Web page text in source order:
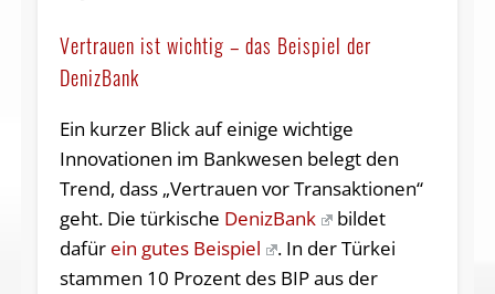
Vertrauen ist wichtig – das Beispiel der
DenizBank
Ein kurzer Blick auf einige wichtige
Innovationen im Bankwesen belegt den
Trend, dass „Vertrauen vor Transaktionen“
geht. Die türkische DenizBank
bildet
dafür ein gutes Beispiel
. In der Türkei
stammen 10 Prozent des BIP aus der